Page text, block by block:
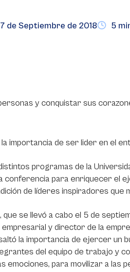
de Septiembre de 2018 5
y conquistar sus
importancia de ser lider en el
programas de la
conferencia para enriquecer el
de líderes inspiradores que
se llevó a cabo el 5 de
empresarial y director de la
la importancia de ejercer un
del equipo de trabajo y
emociones, para movilizar a las